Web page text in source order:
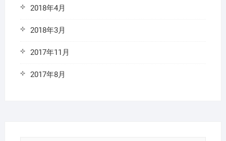
2018年4月
2018年3月
2017年11月
2017年8月